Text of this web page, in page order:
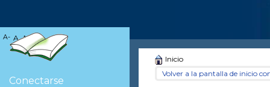
Inicio
Volver a la pantalla de inicio
A- A A+
Conectarse